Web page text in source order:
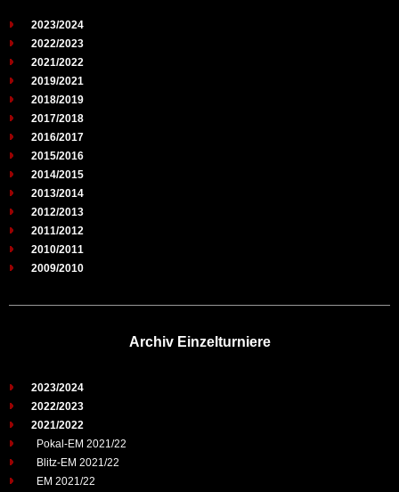
2023/2024
2022/2023
2021/2022
2019/2021
2018/2019
2017/2018
2016/2017
2015/2016
2014/2015
2013/2014
2012/2013
2011/2012
2010/2011
2009/2010
Archiv Einzelturniere
2023/2024
2022/2023
2021/2022
Pokal-EM 2021/22
Blitz-EM 2021/22
EM 2021/22